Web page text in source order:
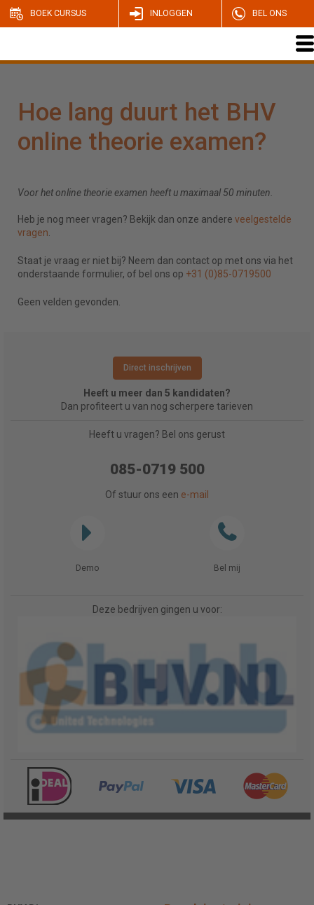
BOEK CURSUS INLOGGEN BEL ONS
Hoe lang duurt het BHV
online theorie examen?
Voor het online theorie examen heeft u maximaal 50 minuten.
Heb je nog meer vragen? Bekijk dan onze andere veelgestelde
vragen.
Staat je vraag er niet bij? Neem dan contact op met ons via het
onderstaande formulier, of bel ons op +31 (0)85-0719500
Geen velden gevonden.
Direct inschrijven
Heeft u meer dan 5 kandidaten?
Dan profiteert u van nog scherpere tarieven
Heeft u vragen? Bel ons gerust
085-0719 500
Of stuur ons een e-mail
Demo Bel mij
Deze bedrijven gingen u voor: